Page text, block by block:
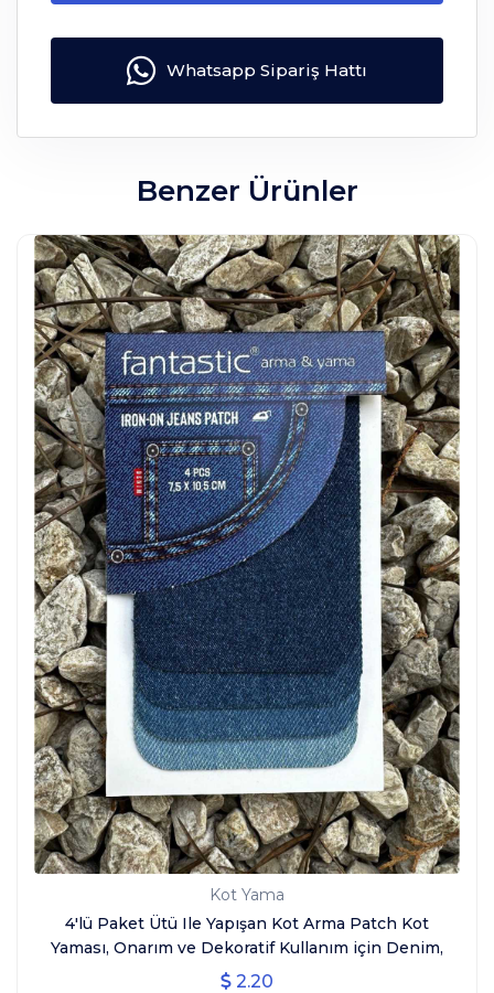
Whatsapp Sipariş Hattı
Benzer Ürünler
Kot Yama
4'lü Paket Ütü Ile Yapışan Kot Arma Patch Kot
Yaması, Onarım ve Dekoratif Kullanım için Denim,
Jeans
2.20